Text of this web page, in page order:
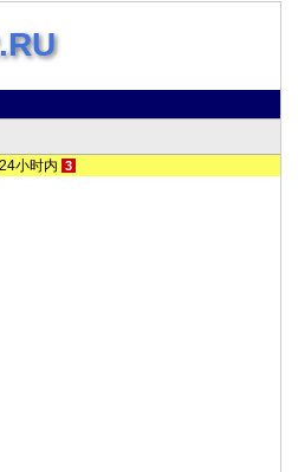
小时内 3